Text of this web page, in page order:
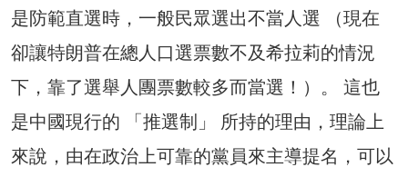
是防範直選時，一般民眾選出不當人選 （現在
卻讓特朗普在總人口選票數不及希拉莉的情況
下，靠了選舉人團票數較多而當選！）。 這也
是中國現行的 「推選制」 所持的理由，理論上
來說，由在政治上可靠的黨員來主導提名，可以